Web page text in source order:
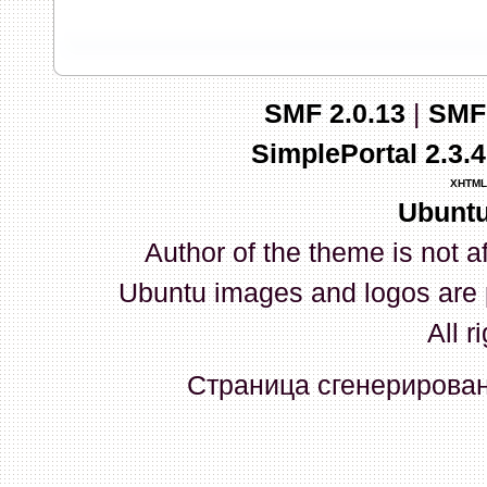
03 Апреля 2026, 10:02:33
whookey:GenKass: с
03 Апреля 2026, 05:22:56
GenKass:По тому же
02 Апреля 2026, 12:56:37
GenKass:Всем доброго
серии (6592) 1-1245, 3-
прошить до 7926, чтобы
Атол 11 видится в системе
SMF 2.0.13|
SimplePortal
XHTML
Author of the theme is not
Ubuntu images and logos
All
Страница